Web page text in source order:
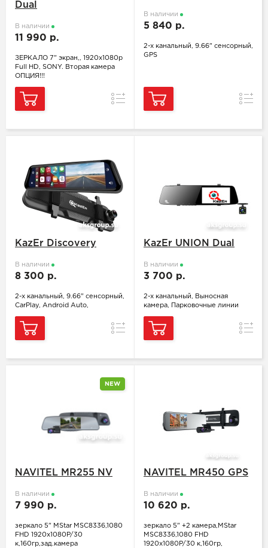
Dual
В наличии
11 990 р.
ЗЕРКАЛО 7" экран,, 1920х1080р
Full HD, SONY. Вторая камера
ОПЦИЯ!!!
Сравнение
В наличии
5 840 р.
2-х канальный, 9.66" сенсорный,
GPS
KazEr Discovery
В наличии
8 300 р.
2-х канальный, 9.66" сенсорный,
CarPlay, Android Auto,
Сравнение
KazEr UNION Dual
В наличии
3 700 р.
2-х канальный, Выносная
камера, Парковочные линии
NEW
NAVITEL MR255 NV
В наличии
7 990 р.
зеркало 5" MStar MSC8336,1080
FHD 1920x1080P/30
к,160гр,зад.камера
NAVITEL MR450 GPS
В наличии
10 620 р.
зеркало 5" +2 камера,MStar
MSC8336,1080 FHD
1920x1080P/30 к,160гр,